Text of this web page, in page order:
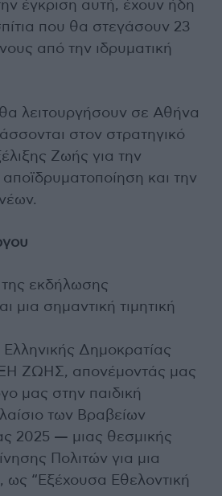
έγκριση αυτή, έχουν ήδη
που θα στεγάσουν 23
από την ιδρυματική
λειτουργήσουν σε Αθήνα
στον στρατηγικό
Ζωής για την
και την
της εκδήλωσης
μια σημαντική τιμητική
Δημοκρατίας
ΖΩΗΣ, απονέμοντάς μας
μας στην παιδική
των Βραβείων
2025 — μιας θεσμικής
Πολιτών για μια
ως “Εξέχουσα Εθελοντική